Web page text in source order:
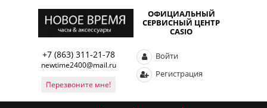
ОФИЦИАЛЬНЫЙ
СЕРВИСНЫЙ ЦЕНТР
CASIO
+7 (863) 311-21-78
newtime2400@mail.ru
Перезвоните мне!
Войти
Регистрация